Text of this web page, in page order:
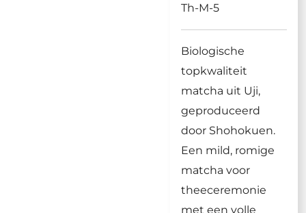
Th-M-5
Biologische
topkwaliteit
matcha uit Uji,
geproduceerd
door Shohokuen.
Een mild, romige
matcha voor
theeceremonie
met een volle